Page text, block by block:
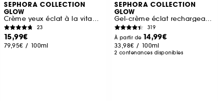
SEPHORA COLLECTION
GLOW
Crème yeux éclat à la vitamine C et à l'acide hyaluronique
23
15,99€
79,95€ / 100ml
SEPHORA COLLECTION
GLOW
Gel-crème éclat rechargeable à la vitamine C et à l'acide polyglutamique
319
À partir de 14,99€
33,98€ / 100ml
2 contenances disponibles